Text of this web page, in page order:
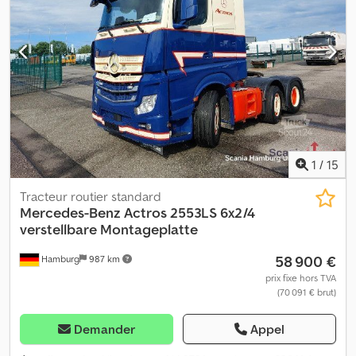
Remarques = Mercedes Actros 4151 Première mise en circulation :
05/2012 Norme antipollution : 5 Kilométrage : 453 900 km Semi-
automatique Grue de chargement avec télécommande Palfinger
PK78002 Année de fabrication : 2018 5x extension hydraulique +
JIB 5x extension hydraulique Rotateur + fonction additionnelle ! 11
800 kg à 6 mètres 7 000 kg à 10 mètres 4 850 kg à ... mètres ... kg à
20 mètres 1 340 kg à 27 mètres Csdpfxozl Tpmj Adqsrf Espace de
chargement : Longueur : 6,2 mètres Largeur : 2,44 mètres Pneus
premier essieu : +/-75% Pneus deuxième essieu : +/-80% Pneus
troisième essieu : NEUFS Pneus quatrième essieu : NEUFS
Cevoman bv. Lenskensdijk 5 2200 Herentals Belgique
1 / 15
Hamburg 987 km
Tracteur routier standard
Mercedes-Benz Actros 2553LS 6x2/4
verstellbare Montageplatte
58 900 €
prix fixe hors TVA
(70 091 € brut)
Demander Appel